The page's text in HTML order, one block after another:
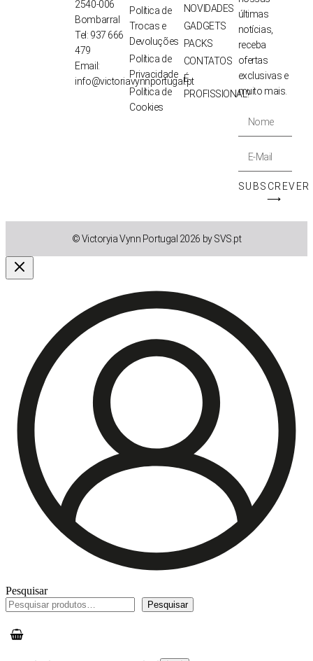
2540-006
Bombarral
Tel: 937 666
479
Email:
info@victoriavynnportugal.pt
Política de
Trocas e
Devoluções
Política de
Privacidade
Política de
Cookies
NOVIDADES
GADGETS
PACKS
CONTATOS
É
PROFISSIONAL?
últimas
notícias,
receba
ofertas
exclusivas e
muito mais.
SUBSCREVER
⟶
© Victoryia Vynn Portugal 2026 by SVS.pt
Pesquisar
Pesquisar